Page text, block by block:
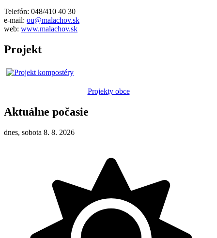
Telefón: 048/410 40 30
e-mail: ou@malachov.sk
web: www.malachov.sk
Projekt
Projekty obce
Aktuálne počasie
dnes, sobota 8. 8. 2026